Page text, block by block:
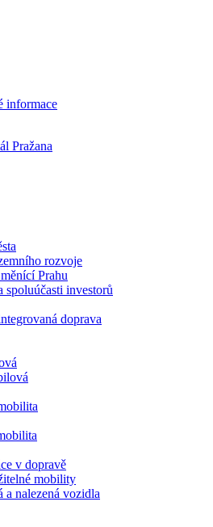
informace
Pražana
rozvoje
Prahu
spoluúčasti investorů
doprava
v dopravě
mobility
a nalezená vozidla